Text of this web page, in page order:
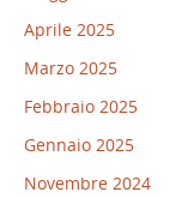
Aprile 2025
Marzo 2025
Febbraio 2025
Gennaio 2025
Novembre 2024